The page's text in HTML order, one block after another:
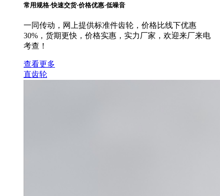
常用规格·快速交货·价格优惠·低噪音
一同传动，网上提供标准件齿轮，价格比线下优惠
30%，货期更快，价格实惠，实力厂家，欢迎来厂来电
考查！
查看更多
直齿轮